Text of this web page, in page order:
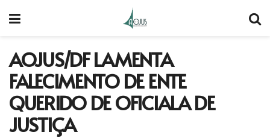
AOJUS/DF LAMENTA
FALECIMENTO DE ENTE
QUERIDO DE OFICIALA DE
JUSTIÇA